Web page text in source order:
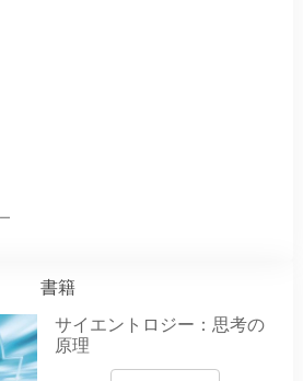
書籍
サイエントロジー：思考の
原理